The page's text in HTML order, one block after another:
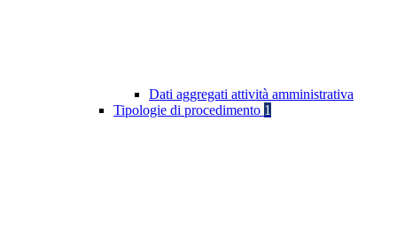
Dati aggregati attività amministrativa
Tipologie di procedimento 1